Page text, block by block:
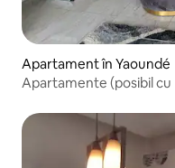
Apartament în Yaoundé
Apartamente (posibil cu